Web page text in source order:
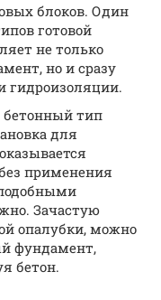
блоков. Один
готовой
не только
но и сразу
гидроизоляции.
бетонный тип
для
применения
Зачастую
опалубки, можно
фундамент,
бетон.